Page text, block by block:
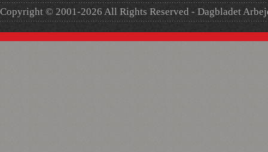
Copyright © 2001-2026 All Rights Reserved - Dagbladet